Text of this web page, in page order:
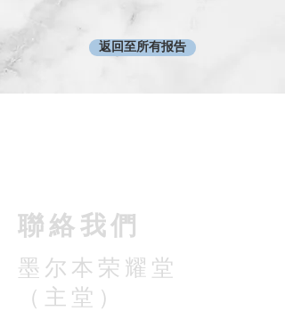
返回至所有报告
​聯絡我們
墨尔本荣耀堂
（主堂）